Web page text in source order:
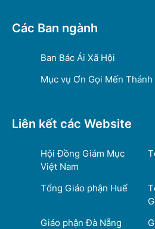
Các Ban ngành
Ban Bác Ái Xã Hội
Mục vụ Ơn Gọi Mến Thánh
Liên kết các Website
Hội Đồng Giám Mục
Việt Nam
Tổng Giáo phận Huế
Giáo phận Đà Nẵng